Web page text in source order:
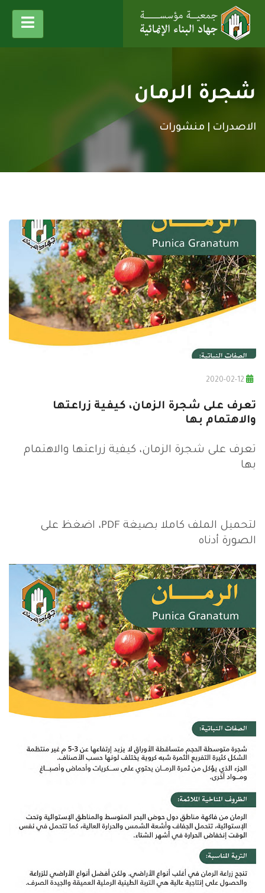
شجرة الرمان
الاصدرات | منشورات
تعرف على شجرة الزمان، كيفية زراعتها
والاهتمام بها
تعرف على شجرة الزمان، كيفية زراعتها والاهتمام
بها
لتحميل الملف كاملا بصيغة PDF، اضغظ على
الصورة أدناه